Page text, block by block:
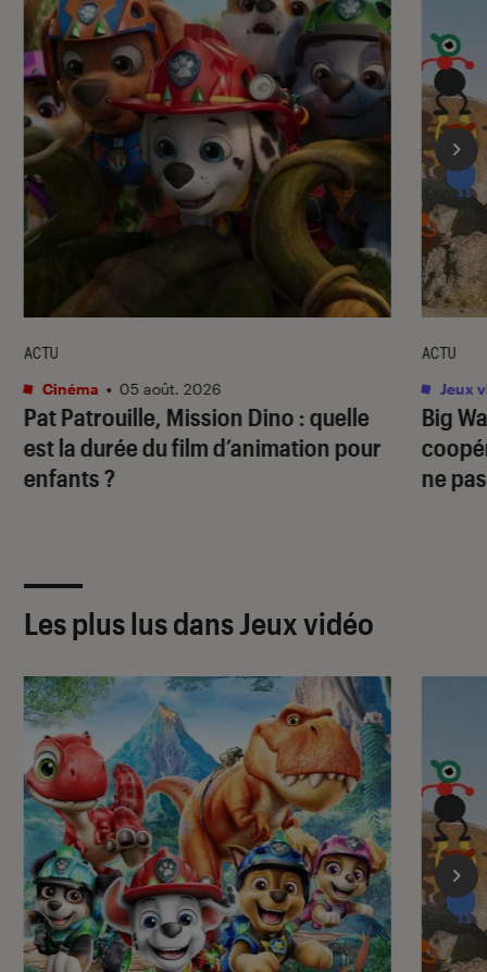
Pat Patrouille, Mission Dino : quelle
est la durée du film d’animation pour
enfants ?
ACTU
Cinéma • 05 août. 2026
Big
ne
ACTU
Jeux
Les plus lus dans Jeux vidéo